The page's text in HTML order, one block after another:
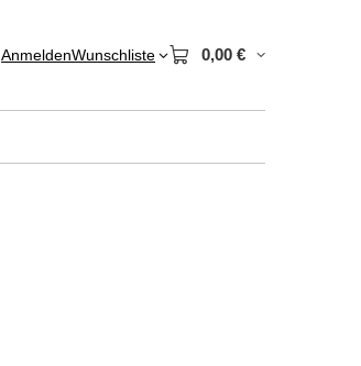
AnmeldenWunschliste 0,00 €